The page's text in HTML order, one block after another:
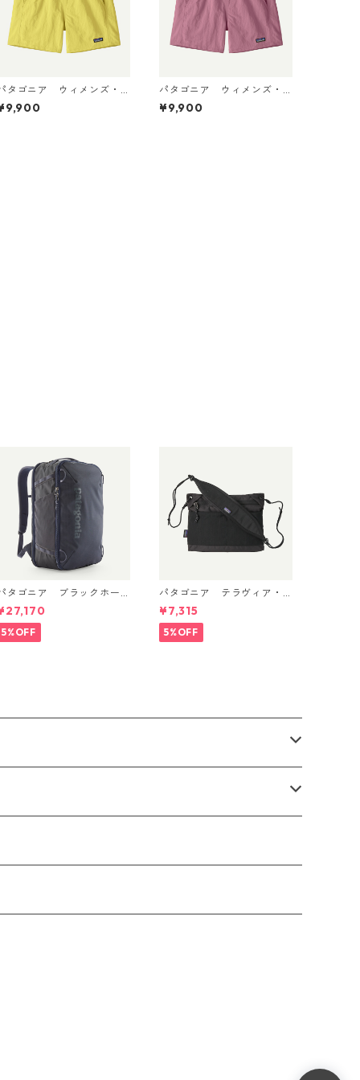
タゴニア ウィメンズ・
ギーズ・ショーツ ５イン
Lemon Zest 57059 P
パタゴニア ウィメンズ・
バギーズ・ショーツ ５イン
チ Light Violet 57059 P
¥9,900
タゴニア ブラックホー
・ミニ・MLC 30L (カラ
Smolder Blue w/Forge
Patagonia Black Hol
Mini MLC® 30L 日本正規
5%OFF
パタゴニア テラヴィア・
サコッシュ 3L (カラー Bla
ck) Patagonia Terravia Sa
coche Bag 3L 日本正規品
製品番号 48835
¥7,315
5%OFF